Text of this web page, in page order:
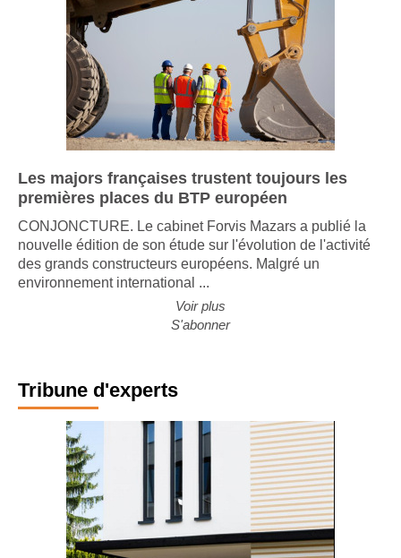
Les majors françaises trustent toujours les
premières places du BTP européen
CONJONCTURE. Le cabinet Forvis Mazars a publié la
nouvelle édition de son étude sur l'évolution de l'activité
des grands constructeurs européens. Malgré un
Voir plus
Tribune d'experts